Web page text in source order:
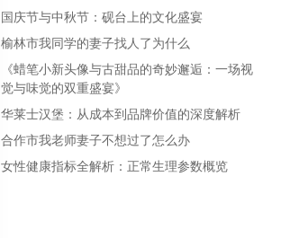
国庆节与中秋节：砚台上的文化盛宴
榆林市我同学的妻子找人了为什么
《蜡笔小新头像与古甜品的奇妙邂逅：一场视
觉与味觉的双重盛宴》
华莱士汉堡：从成本到品牌价值的深度解析
合作市我老师妻子不想过了怎么办
女性健康指标全解析：正常生理参数概览